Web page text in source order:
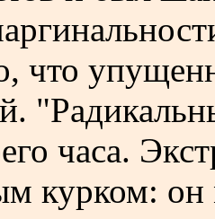
что
часа.
курком: